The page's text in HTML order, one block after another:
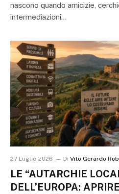
nascono quando amicizie,
intermediazioni…
27 Luglio 2026 Di Vito Gerardo
LE “AUTARCHIE
DELL’EUROPA: